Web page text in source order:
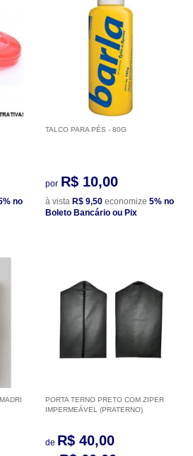
no
TALCO PARA PÉS - 80G
por R$ 10,00
à vista R$ 9,50 economize 5% no
Boleto Bancário ou Pix
PORTA TERNO PRETO COM ZIPER
IMPERMEÁVEL (PRATERNO)
de R$ 40,00